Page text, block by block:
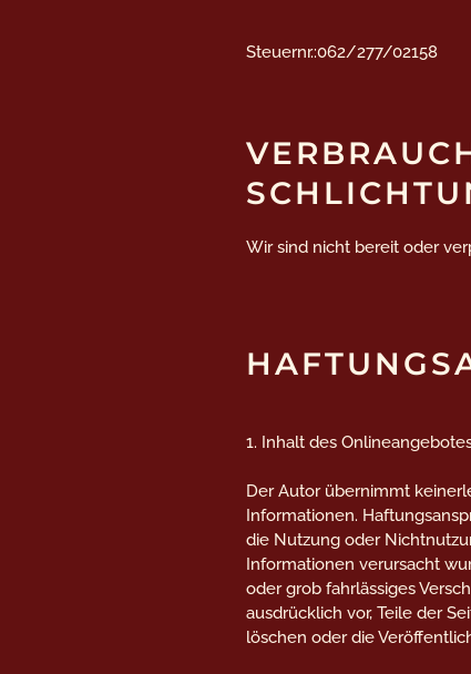
Steuernr.:062/277/02158
Wir sind nicht bereit oder
1. Inhalt des
Der Autor übernimmt
Informationen.
die Nutzung oder
Informationen verursacht
oder grob fahrlässiges
ausdrücklich vor, Teile der
löschen oder die